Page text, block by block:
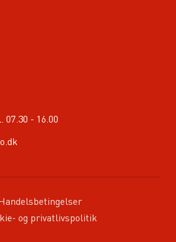
07.30 - 16.00
og privatlivspolitik